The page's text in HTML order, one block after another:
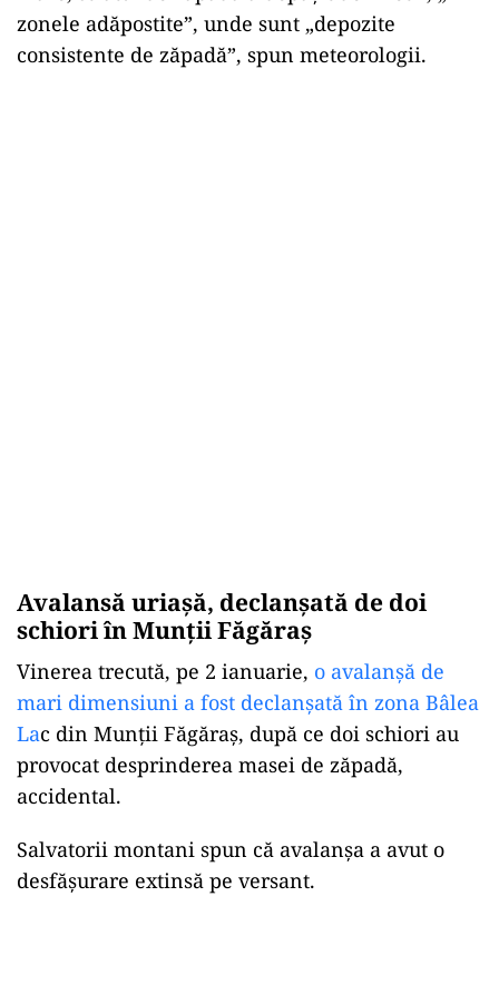
zonele adăpostite”, unde sunt „depozite
consistente de zăpadă”, spun meteorologii.
Avalansă uriașă, declanșată de doi
schiori în Munții Făgăraș
Vinerea trecută, pe 2 ianuarie, o avalanșă de
mari dimensiuni a fost declanșată în zona Bâlea
Lac din Munții Făgăraș, după ce doi schiori au
provocat desprinderea masei de zăpadă,
accidental.
Salvatorii montani spun că avalanșa a avut o
desfășurare extinsă pe versant.